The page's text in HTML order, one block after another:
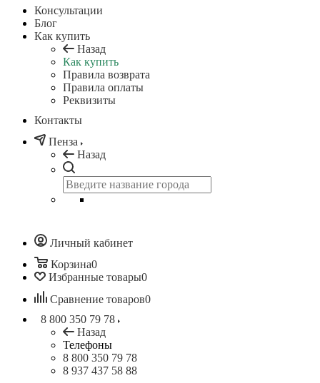
Консультации
Блог
Как купить
Назад
Как купить
Правила возврата
Правила оплаты
Реквизиты
Контакты
Пенза
Назад
Личный кабинет
Корзина0
Избранные товары0
Сравнение товаров0
8 800 350 79 78
Назад
Телефоны
8 800 350 79 78
8 937 437 58 88